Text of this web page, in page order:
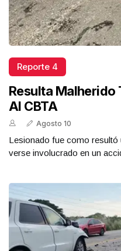
Reporte 4
Resulta Malherido
Al CBTA
Agosto 10
Lesionado fue como
verse involucrado en un